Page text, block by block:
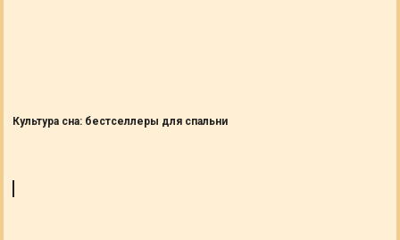
Культура сна: бестселлеры для спальни